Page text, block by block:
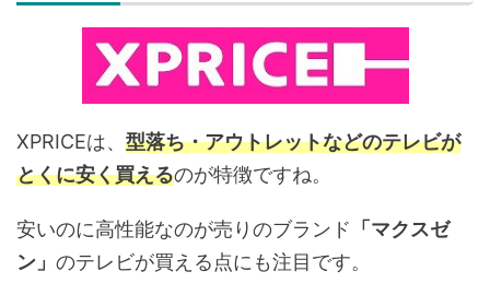
XPRICEは、 型落ち・アウトレットなどのテレビが
とくに安く買えるのが特徴ですね。
安いのに高性能なのが売りのブランド 「マクスゼ
ン」 のテレビが買える点にも注目です。